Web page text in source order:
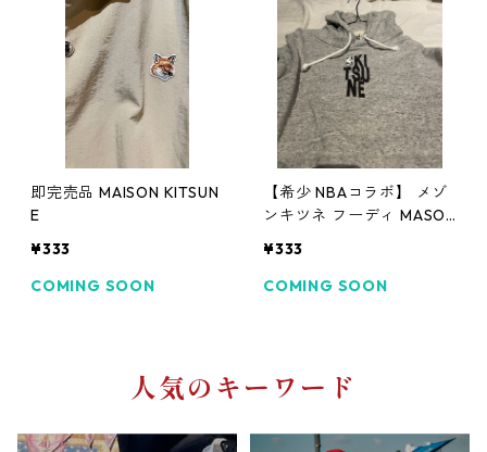
即完売品 MAISON KITSUN
E
¥333
COMING SOON
【希少 NBAコラボ】 メゾ
ンキツネ フーディ MASON
¥333
COMING SOON
人気のキーワード